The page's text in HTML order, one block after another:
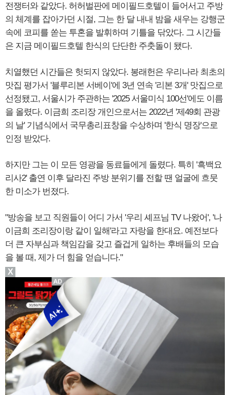
전쟁터와 같았다. 허허벌판에 메이필드호텔이 들어서고 주방
의 체계를 잡아가던 시절, 그는 한 달 내내 밤을 새우는 강행군
속에 코피를 쏟는 투혼을 발휘하며 기틀을 닦았다. 그 시간들
은 지금 메이필드호텔 한식의 단단한 주춧돌이 됐다.
치열했던 시간들은 헛되지 않았다. 봉래헌은 우리나라 최초의
맛집 평가서 '블루리본 서베이'에 3년 연속 '리본 3개' 맛집으로
선정됐고, 서울시가 주관하는 '2025 서울미식 100선'에도 이름
을 올렸다. 이금희 조리장 개인으로서는 2022년 '제49회 관광
의 날' 기념식에서 국무총리표창을 수상하며 '한식 명장'으로
인정 받았다.
하지만 그는 이 모든 영광을 동료들에게 돌렸다. 특히 '흑백요
리사2' 출연 이후 달라진 주방 분위기를 전할 땐 얼굴에 흐뭇
한 미소가 번졌다.
"방송을 보고 직원들이 어디 가서 '우리 셰프님 TV 나왔어', '나
이금희 조리장이랑 같이 일해'라고 자랑을 한대요. 예전보다
더 큰 자부심과 책임감을 갖고 즐겁게 일하는 후배들의 모습
을 볼 때, 제가 더 힘을 얻습니다."
X